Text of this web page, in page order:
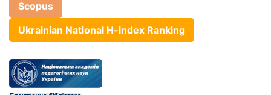
Scopus
Ukrainian National H-index Ranking